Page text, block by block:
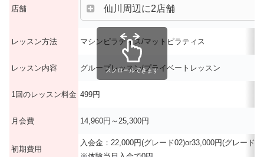
店舗 仙川周辺に2店舗
レッスン方法 マシンピラティス/マットピラティス
レッスン内容 グループレッスン/プライベートレッスン
1回のレッスン料金 499円
月会費 14,960円～25,300円
初期費用
入会金：22,000円(グレード02)or33,000円(グレード
スクロールできます